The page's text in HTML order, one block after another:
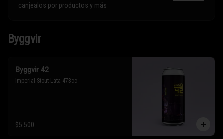
canjealos por productos y más
Byggvir
Byggvir 42
Imperial Stout Lata 473cc
$5.500